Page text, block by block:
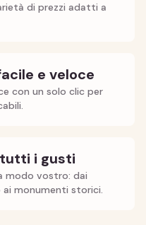
di prezzi adatti a
e veloce
con un solo clic per
i gusti
modo vostro: dai
monumenti storici.